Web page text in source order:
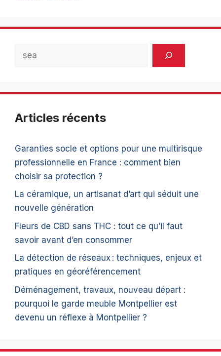
Articles récents
Garanties socle et options pour une multirisque
professionnelle en France : comment bien
choisir sa protection ?
La céramique, un artisanat d’art qui séduit une
nouvelle génération
Fleurs de CBD sans THC : tout ce qu’il faut
savoir avant d’en consommer
La détection de réseaux : techniques, enjeux et
pratiques en géoréférencement
Déménagement, travaux, nouveau départ :
pourquoi le garde meuble Montpellier est
devenu un réflexe à Montpellier ?